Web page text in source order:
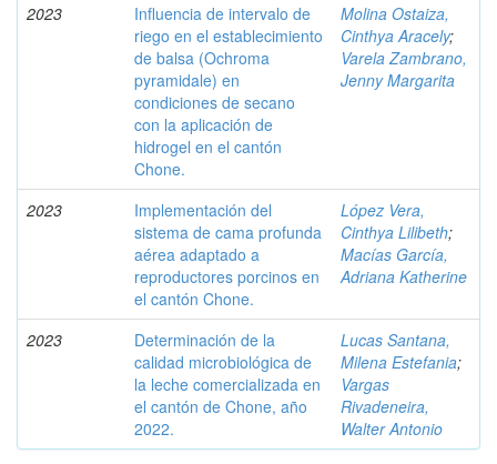
2023
Influencia de intervalo de
riego en el establecimiento
de balsa (Ochroma
pyramidale) en
condiciones de secano
con la aplicación de
hidrogel en el cantón
Chone.
Molina Ostaiza,
Cinthya Aracely;
Varela Zambrano,
Jenny Margarita
2023
Implementación del
sistema de cama profunda
aérea adaptado a
reproductores porcinos en
el cantón Chone.
López Vera,
Cinthya Lilibeth;
Macías García,
Adriana Katherine
2023
Determinación de la
calidad microbiológica de
la leche comercializada en
el cantón de Chone, año
2022.
Lucas Santana,
Milena Estefania;
Vargas
Rivadeneira,
Walter Antonio